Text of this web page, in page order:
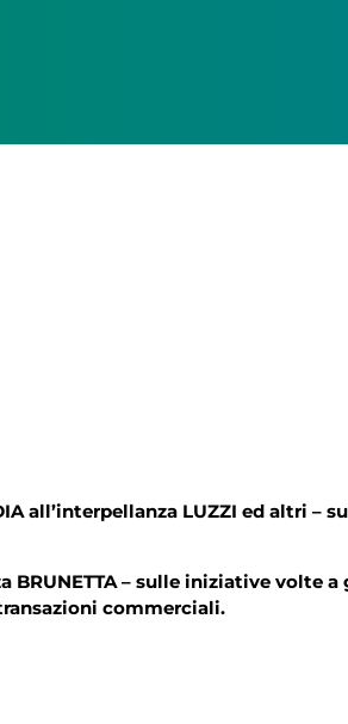
all’interpellanza LUZZI ed altri –
BRUNETTA – sulle iniziative volte
commerciali.